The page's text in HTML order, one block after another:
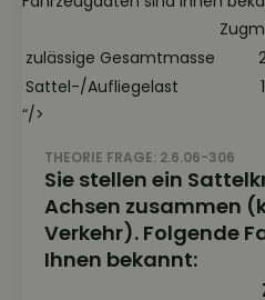
zulässige Gesamtmasse
Sattel-/Aufliegelast
“/>
THEORIE FRAGE: 2.6.06-306
Sie stellen ein
Achsen zusammen
Verkehr). Folgende
Ihnen bekannt: